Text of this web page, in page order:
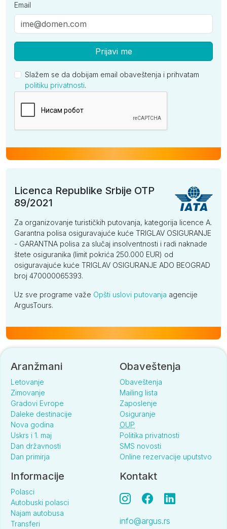
Email
Prijavi me
Slažem se da dobijam email obaveštenja i prihvatam
politiku privatnosti.
Licenca Republike Srbije OTP
89/2021
Za organizovanje turističkih putovanja, kategorija licence A.
Garantna polisa osiguravajuće kuće TRIGLAV OSIGURANJE
- GARANTNA polisa za slučaj insolventnosti i radi naknade
štete osiguranika (limit pokrića 250.000 EUR) od
osiguravajuće kuće TRIGLAV OSIGURANJE ADO BEOGRAD
broj 470000065393.
Uz sve programe važe Opšti uslovi putovanja agencije
ArgusTours.
Aranžmani
Letovanje
Zimovanje
Gradovi Evrope
Daleke destinacije
Nova godina
Uskrs i 1. maj
Dan državnosti
Dan primirja
Obaveštenja
Obaveštenja
Mailing lista
Zaposlenje
Osiguranje
OUP
Politika privatnosti
SMS novosti
Online rezervacije uputstvo
Informacije
Polasci
Autobuski polasci
Najam autobusa
Transferi
Kontakt
info@argus.rs